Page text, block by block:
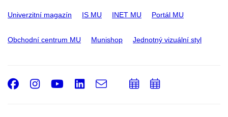
Univerzitní magazín IS MU INET MU Portál MU
Obchodní centrum MU Munishop Jednotný vizuální styl
Facebook
Instagram
Youtube
LinkedIn
e-
PřidatPřidat